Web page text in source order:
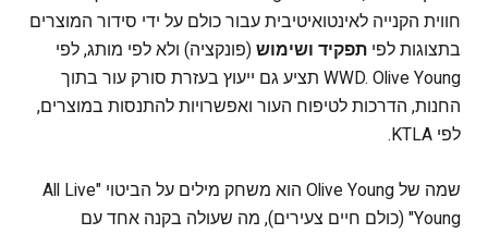
חווית הקנייה לאינטואיטיבית עבור כולם על ידי סידור המוצרים
בתצוגות לפי תפקיד ושימוש (פונקציה) ולא לפי מותג, לפי
WWD. Olive Young תציע גם ייעוץ בעזרת סורק עור בתוך
החנות, הדרכות לטיפוח העור ואפשרויות להתנסות במוצרים,
לפי KTLA.
שמה של Olive Young הוא משחק מילים על הביטוי "All Live
Young" (כולם חיים צעירים), מה שעולה בקנה אחד עם